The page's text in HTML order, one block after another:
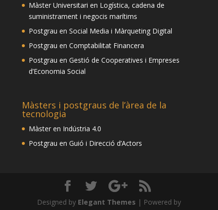
Màster Universitari en Logística, cadena de
suministrament i negocis marítims
Postgrau en Social Media i Màrqueting Digital
Postgrau en Comptabilitat Financera
Postgrau en Gestió de Cooperatives i Empreses
d’Economia Social
Màsters i postgraus de l’àrea de la
tecnologia
Màster en Indústria 4.0
Postgrau en Guió i Direcció d’Actors
Designed by Elegant Themes | Powered by